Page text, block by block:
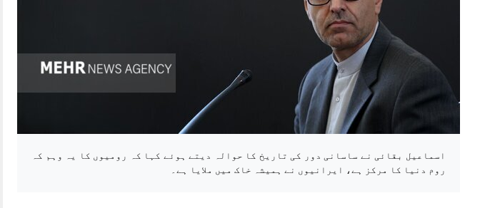
اسماعیل بقائی نے ساسانی دور کی تاریخ کا حوالہ دیتے ہوئے کہا کہ رومیوں کا یہ وہم کہ
روم دنیا کا مرکز ہے، ایرانیوں نے ہمیشہ خاک میں ملایا ہے۔